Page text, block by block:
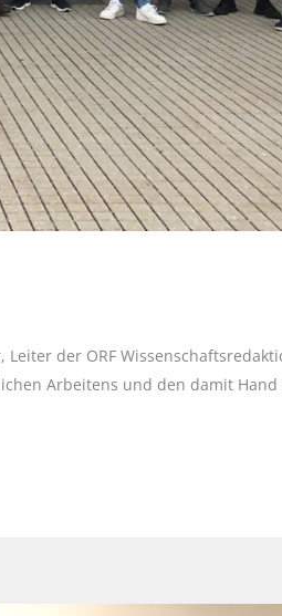
der ORF
Arbeitens und den damit